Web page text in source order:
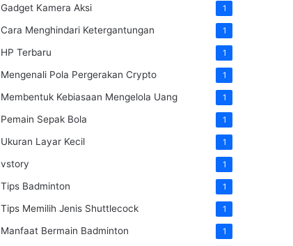
Gadget Kamera Aksi 1
Cara Menghindari Ketergantungan 1
HP Terbaru 1
Mengenali Pola Pergerakan Crypto 1
Membentuk Kebiasaan Mengelola Uang 1
Pemain Sepak Bola 1
Ukuran Layar Kecil 1
vstory 1
Tips Badminton 1
Tips Memilih Jenis Shuttlecock 1
Manfaat Bermain Badminton 1